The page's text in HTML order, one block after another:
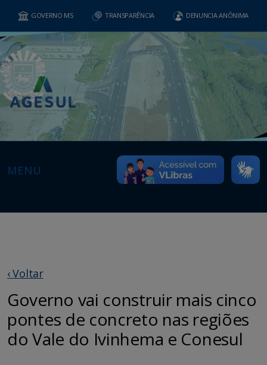
GOVERNO MS TRANSPARÊNCIA DENUNCIA ANÔNIMA
MENU
‹ Voltar
Governo vai construir mais cinco
pontes de concreto nas regiões
do Vale do Ivinhema e Conesul